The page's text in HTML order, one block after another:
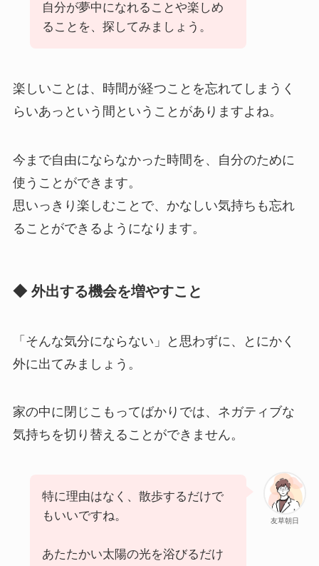
自分が夢中になれることや楽しめ
ることを、探してみましょう。
楽しいことは、時間が経つことを忘れてしまうく
らいあっという間ということがありますよね。
今まで自由にならなかった時間を、自分のために
使うことができます。
思いっきり楽しむことで、かなしい気持ちも忘れ
ることができるようになります。
◆ 外出する機会を増やすこと
「そんな気分にならない」と思わずに、とにかく
外に出てみましょう。
家の中に閉じこもってばかりでは、ネガティブな
気持ちを切り替えることができません。
友草朝日
特に理由はなく、散歩するだけで
もいいですね。
あたたかい太陽の光を浴びるだけ